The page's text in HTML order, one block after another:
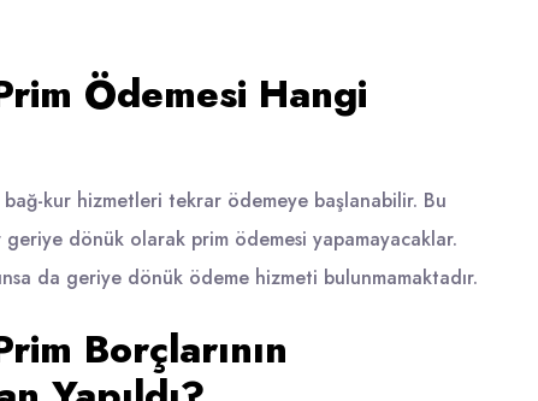
Ödemesi Hangi
kur hizmetleri tekrar ödemeye başlanabilir. Bu
dönük olarak prim ödemesi yapamayacaklar.
da geriye dönük ödeme hizmeti bulunmamaktadır.
Borçlarının